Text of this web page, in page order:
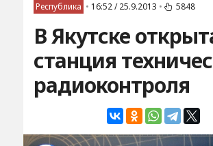
Республика • 16:52 / 25.9.2013 • 5848
В Якутске
станция
радиоконтроля